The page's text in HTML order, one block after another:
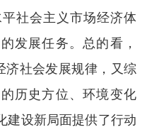
社会主义市场经济体
发展任务。总的看，
济社会发展规律，又综
历史方位、环境变化
建设新局面提供了行动